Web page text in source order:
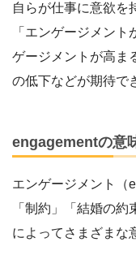
自らが仕事に意欲を
「エンゲージメン
ゲージメントが高ま
の低下などが期待で
engagementの意
エンゲージメント（
「制約」「結婚の
によってさまざまな